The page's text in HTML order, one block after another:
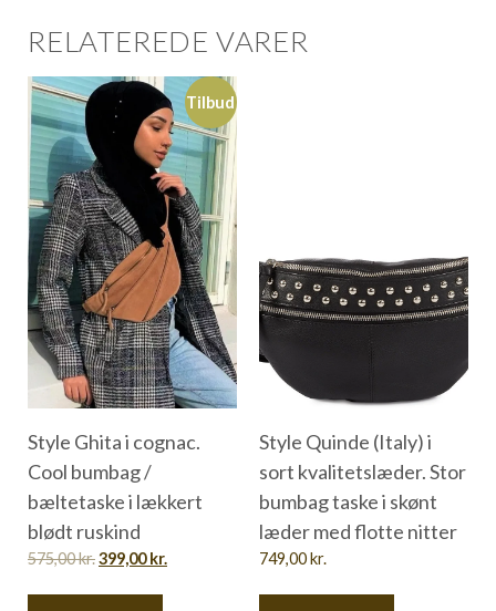
RELATEREDE VARER
Tilbud
Style Ghita i cognac.
Cool bumbag /
bæltetaske i lækkert
blødt ruskind
575,00kr.399,00kr.
Style Quinde (Italy) i
sort kvalitetslæder. Stor
bumbag taske i skønt
læder med flotte nitter
749,00kr.